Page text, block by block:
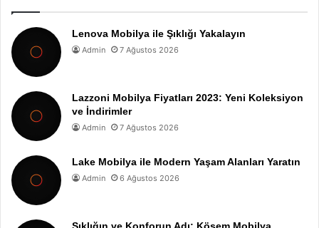
Lenova Mobilya ile Şıklığı Yakalayın
Admin 7 Ağustos 2026
Lazzoni Mobilya Fiyatları 2023: Yeni Koleksiyon
ve İndirimler
Admin 7 Ağustos 2026
Lake Mobilya ile Modern Yaşam Alanları Yaratın
Admin 6 Ağustos 2026
Şıklığın ve Konforun Adı: Kösem Mobilya